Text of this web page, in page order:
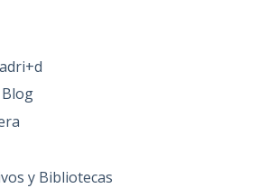
y Bibliotecas